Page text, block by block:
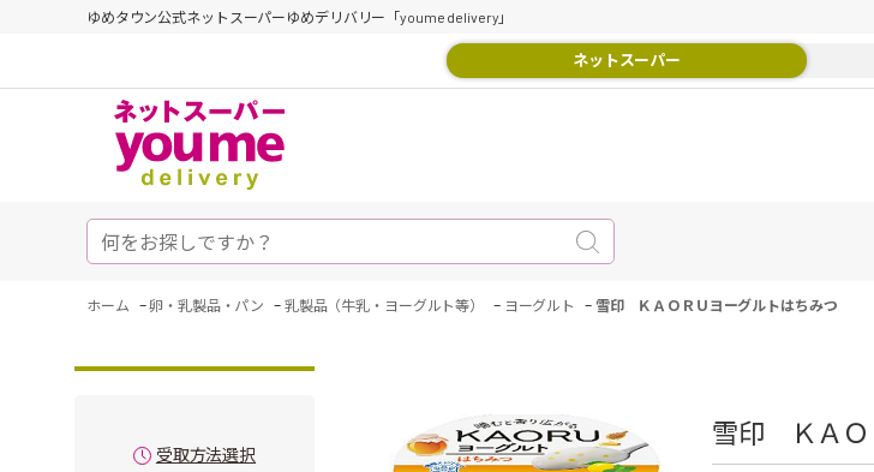
ゆめタウン公式ネットスーパーゆめデリバリー「youme delivery」
ネットスーパー
ホーム -卵・乳製品・パン - 乳製品（牛乳・ヨーグルト等） - ヨーグルト - 雪印 ＫＡＯＲＵヨーグルトはちみつ
受取方法選択
雪印 ＫＡＯ